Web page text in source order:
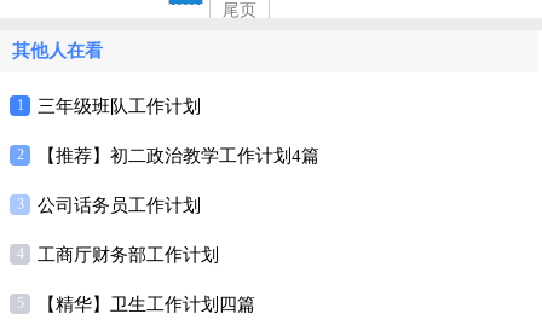
尾页
其他人在看
1 三年级班队工作计划
2 【推荐】初二政治教学工作计划4篇
3 公司话务员工作计划
4 工商厅财务部工作计划
5 【精华】卫生工作计划四篇